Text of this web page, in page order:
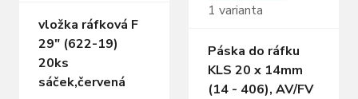
vložka ráfková F
29" (622-19)
20ks
sáček,červená
1 varianta
Páska do ráfku
KLS 20 x 14mm
(14 - 406), AV/FV